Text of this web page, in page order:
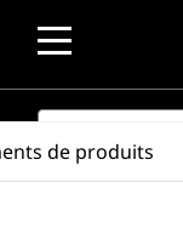
SEARCH
de produits